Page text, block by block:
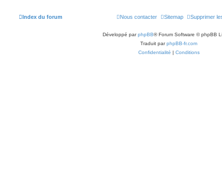
Index du forum Supprimer
Sitemap
Nous contacter
Développé parphpBB® Forum Software © phpBB
Traduit parphpBB-fr.com
Confidentialité | Conditions